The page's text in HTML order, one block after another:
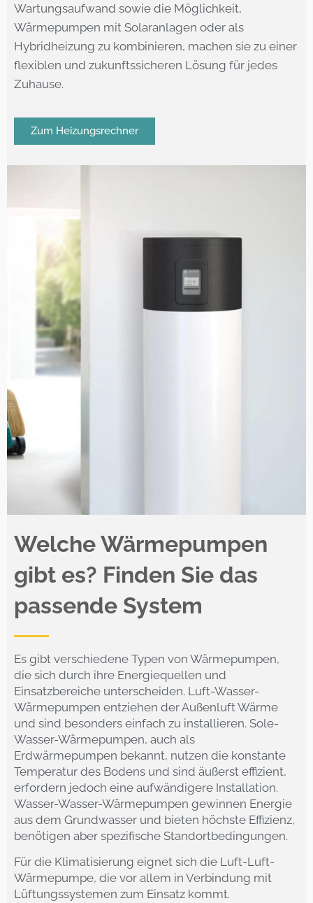
Wartungsaufwand sowie die Möglichkeit,
Wärmepumpen mit Solaranlagen oder als
Hybridheizung zu kombinieren, machen sie zu einer
flexiblen und zukunftssicheren Lösung für jedes
Zuhause.
Zum Heizungsrechner
Welche Wärmepumpen
gibt es? Finden Sie das
passende System
Es gibt verschiedene Typen von Wärmepumpen,
die sich durch ihre Energiequellen und
Einsatzbereiche unterscheiden. Luft-Wasser-
Wärmepumpen entziehen der Außenluft Wärme
und sind besonders einfach zu installieren. Sole-
Wasser-Wärmepumpen, auch als
Erdwärmepumpen bekannt, nutzen die konstante
Temperatur des Bodens und sind äußerst effizient,
erfordern jedoch eine aufwändigere Installation.
Wasser-Wasser-Wärmepumpen gewinnen Energie
aus dem Grundwasser und bieten höchste Effizienz,
benötigen aber spezifische Standortbedingungen.
Für die Klimatisierung eignet sich die Luft-Luft-
Wärmepumpe, die vor allem in Verbindung mit
Lüftungssystemen zum Einsatz kommt.